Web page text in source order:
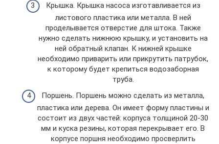
Крышка. Крышка насоса изготавливается из
листового пластика или металла. В ней
проделывается отверстие для штока. Также
нужно сделать нижнюю крышку, и установить на
ней обратный клапан. К нижней крышке
необходимо приварить или прикрутить патрубок,
к которому будет крепиться водозаборная
труба.
Поршень. Поршень можно сделать из металла,
пластика или дерева. Он имеет форму пластины и
состоит из двух частей: корпуса толщиной 20-30
мм и куска резины, которая перекрывает его. В
корпусе поршня необходимо просверлить